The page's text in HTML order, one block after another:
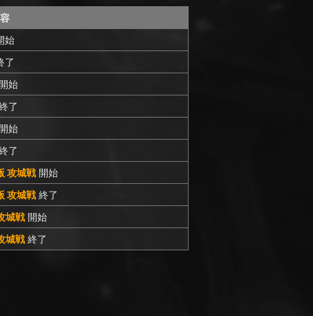
始
了
始
了
始
了
攻城戦 開始
攻城戦 終了
城戦 開始
城戦 終了